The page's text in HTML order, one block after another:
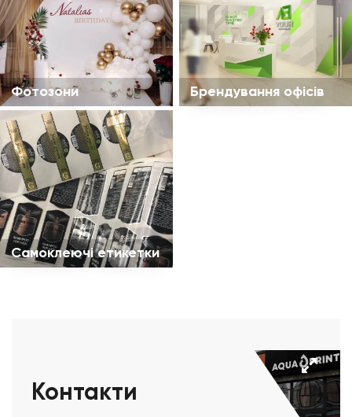
Фотозони Брендування офісів
Самоклеючі етикетки
Контакти